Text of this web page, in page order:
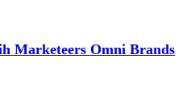
Marketeers Omni Brands